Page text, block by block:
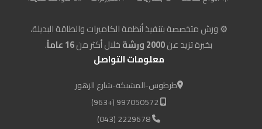
⚙️ ورش متخصصة بتنفيذ أنظمة الكاميرات والطاقة البديلة،
بخبرة تزيد عن2000 ورشة خلال أكثر من16 عاماً
.
معلومات التواصل
طرطوس-المشبكة-شارع الزهور
2229678 (043)